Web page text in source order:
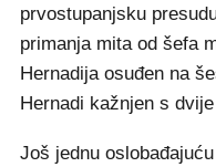
prvostupanjsku
primanja mita od šefa
Hernadija osuđen na
Hernadi kažnjen s
Još jednu